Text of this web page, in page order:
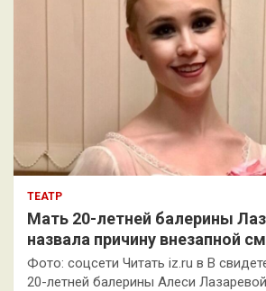
ТЕАТР
Мать 20-летней балерины
назвала причину внезапной
Фото: соцсети Читать iz.ru в В
20-летней балерины Алеси